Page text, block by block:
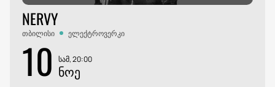
NERVY
თბილისი ელექტროვერკი
10 სამ, 20:00
ᲜᲝᲔ